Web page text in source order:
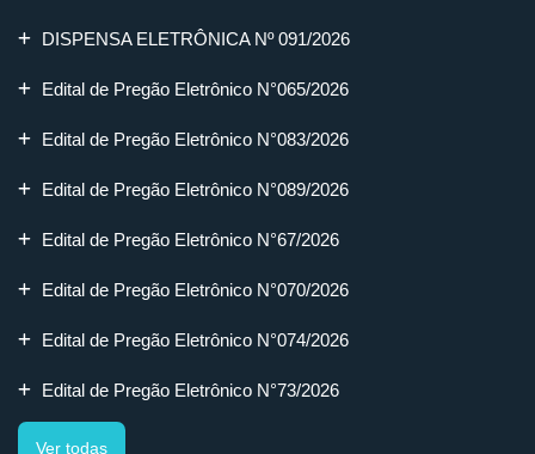
DISPENSA ELETRÔNICA Nº 091/2026
Edital de Pregão Eletrônico N°065/2026
Edital de Pregão Eletrônico N°083/2026
Edital de Pregão Eletrônico N°089/2026
Edital de Pregão Eletrônico N°67/2026
Edital de Pregão Eletrônico N°070/2026
Edital de Pregão Eletrônico N°074/2026
Edital de Pregão Eletrônico N°73/2026
Ver todas